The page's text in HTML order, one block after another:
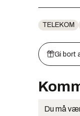
TELEKOM
Gi bort
Du må